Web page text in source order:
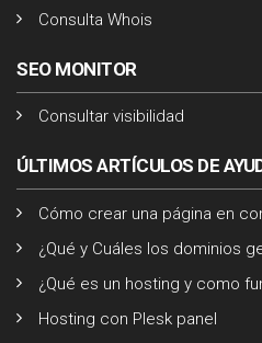
Consulta Whois
SEO MONITOR
Consultar visibilidad
ÚLTIMOS ARTÍCULOS DE
Cómo crear una página en
¿Qué y Cuáles los dominios
¿Qué es un hosting y como
Hosting con Plesk panel